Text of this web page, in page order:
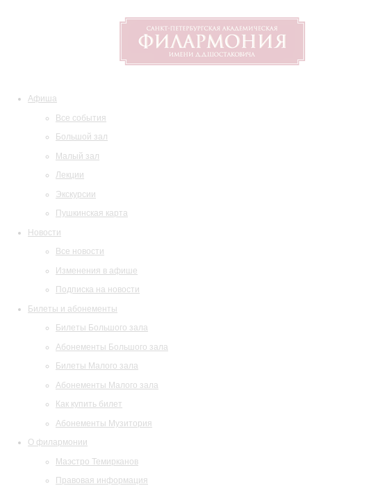
Афиша
Все события
Большой зал
Малый зал
Лекции
Экскурсии
Пушкинская карта
Новости
Все новости
Изменения в афише
Подписка на новости
Билеты и абонементы
Билеты Большого зала
Абонементы Большого зала
Билеты Малого зала
Абонементы Малого зала
Как купить билет
Абонементы Музитория
О филармонии
Маэстро Темирканов
Правовая информация